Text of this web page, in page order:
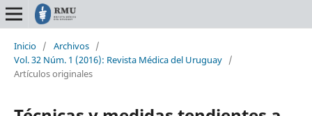
Inicio / Archivos /
Vol. 32 Núm. 1 (2016): Revista Médica del Uruguay /
Artículos originales